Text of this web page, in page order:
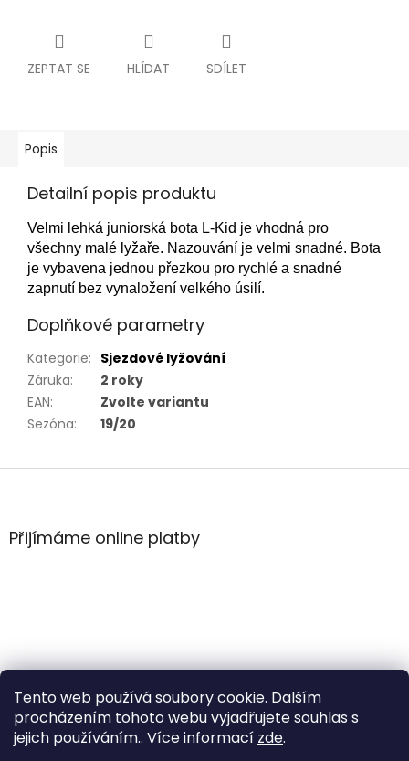
Tento web používá soubory cookie. Dalším
procházením tohoto webu vyjadřujete souhlas s
jejich používáním.. Více informací zde.
ZEPTAT SE HLÍDAT SDÍLET
Popis
Detailní popis produktu
Velmi lehká juniorská bota L-Kid je vhodná pro
všechny malé lyžaře. Nazouvání je velmi snadné. Bota
je vybavena jednou přezkou pro rychlé a snadné
zapnutí bez vynaložení velkého úsilí.
Doplňkové parametry
Kategorie: Sjezdové lyžování
Záruka:
2 roky
EAN:
Zvolte variantu
Sezóna: 19/20
Z
aPřijímáme online platby